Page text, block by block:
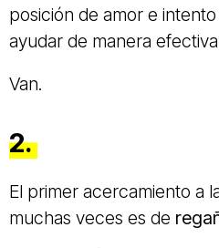
posición de amor e
ayudar de manera
Van.
2.
El primer acercamiento a
muchas veces es de